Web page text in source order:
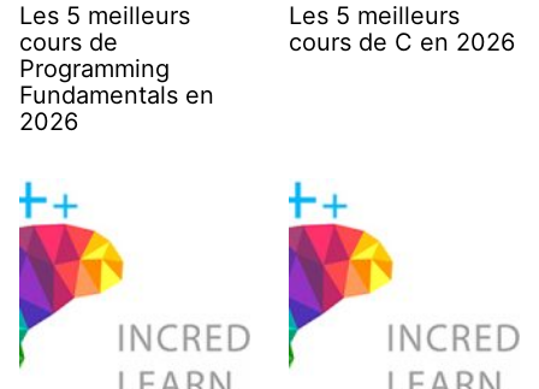
Les 5 meilleurs
cours de
Programming
Fundamentals en
2026
Les 5 meilleurs
cours de C en 2026